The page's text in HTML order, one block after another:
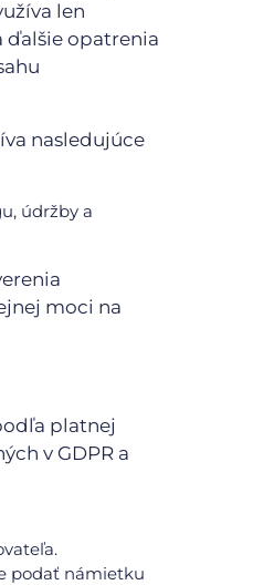
len
ďalšie opatrenia
nasledujúce
údržby a
moci na
platnej
v GDPR a
podať námietku